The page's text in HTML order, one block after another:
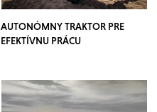
AUTONÓMNY TRAKTOR PRE
EFEKTÍVNU PRÁCU